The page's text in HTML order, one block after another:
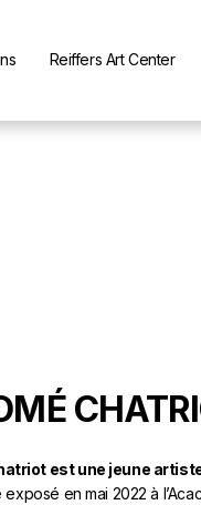
Reiffers Art Center
est une jeune
exposé en mai 2022 à